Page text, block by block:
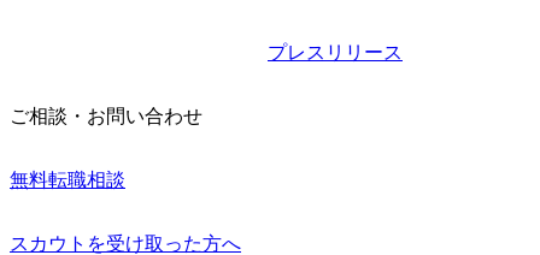
プレスリリース
ご相談・お問い合わせ
無料転職相談
スカウトを受け取った方へ